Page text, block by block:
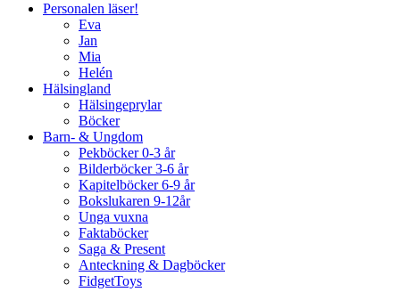
Personalen läser!
Eva
Jan
Mia
Helén
Hälsingland
Hälsingeprylar
Böcker
Barn- & Ungdom
Pekböcker 0-3 år
Bilderböcker 3-6 år
Kapitelböcker 6-9 år
Bokslukaren 9-12år
Unga vuxna
Faktaböcker
Saga & Present
Anteckning & Dagböcker
FidgetToys